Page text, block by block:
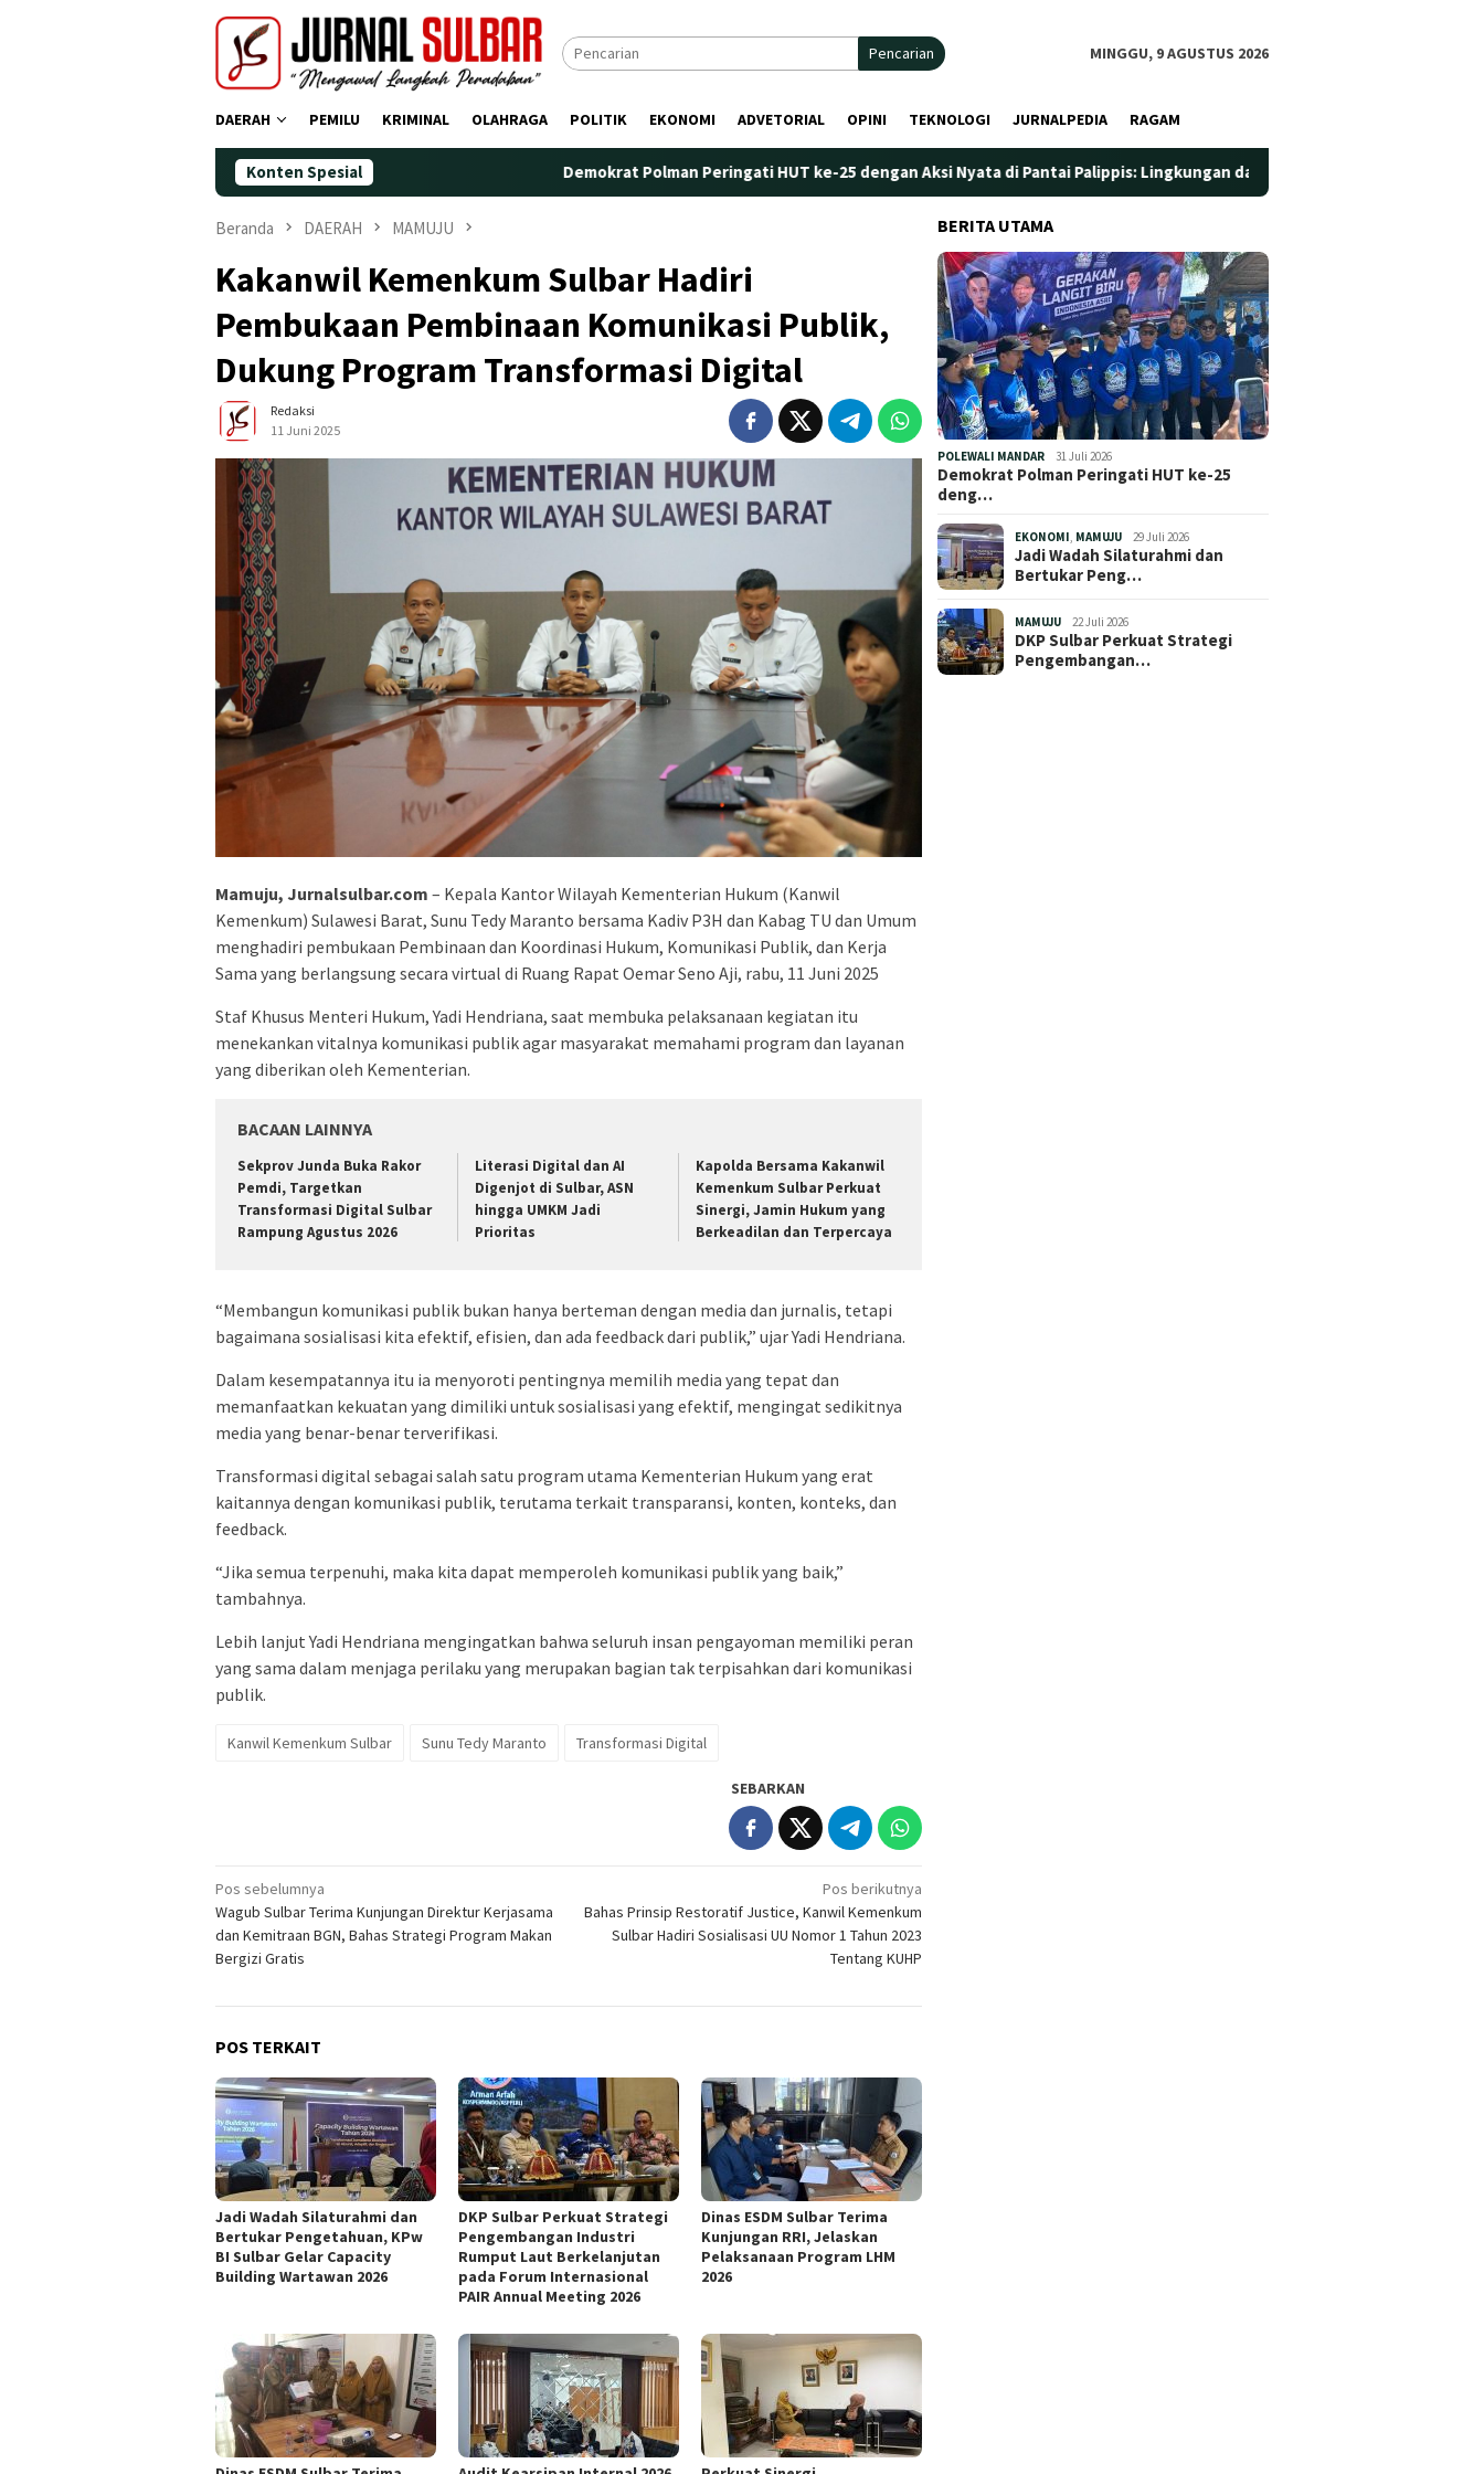
Pencarian MINGGU, 9 AGUSTUS 2026
DAERAH PEMILU KRIMINAL OLAHRAGA POLITIK EKONOMI ADVETORIAL OPINI TEKNOLOGI JURNALPEDIA RAGAM
Konten Spesial Demokrat Polman Peringati HUT ke-25 dengan Aksi Nyata di Pantai Palippis: Lingkungan dan Kesehatan Jadi Prioritas
Beranda DAERAH MAMUJU
Kakanwil Kemenkum Sulbar Hadiri
Pembukaan Pembinaan Komunikasi Publik,
Dukung Program Transformasi Digital
Redaksi
11 Juni 2025
Mamuju, Jurnalsulbar.com – Kepala Kantor Wilayah Kementerian Hukum (Kanwil
Kemenkum) Sulawesi Barat, Sunu Tedy Maranto bersama Kadiv P3H dan Kabag TU dan Umum
menghadiri pembukaan Pembinaan dan Koordinasi Hukum, Komunikasi Publik, dan Kerja
Sama yang berlangsung secara virtual di Ruang Rapat Oemar Seno Aji, rabu, 11 Juni 2025
Staf Khusus Menteri Hukum, Yadi Hendriana, saat membuka pelaksanaan kegiatan itu
menekankan vitalnya komunikasi publik agar masyarakat memahami program dan layanan
yang diberikan oleh Kementerian.
BACAAN LAINNYA
Sekprov Junda Buka Rakor
Pemdi, Targetkan
Transformasi Digital Sulbar
Rampung Agustus 2026
Literasi Digital dan AI
Digenjot di Sulbar, ASN
hingga UMKM Jadi
Prioritas
Kapolda Bersama Kakanwil
Kemenkum Sulbar Perkuat
Sinergi, Jamin Hukum yang
Berkeadilan dan Terpercaya
“Membangun komunikasi publik bukan hanya berteman dengan media dan jurnalis, tetapi
bagaimana sosialisasi kita efektif, efisien, dan ada feedback dari publik,” ujar Yadi Hendriana.
Dalam kesempatannya itu ia menyoroti pentingnya memilih media yang tepat dan
memanfaatkan kekuatan yang dimiliki untuk sosialisasi yang efektif, mengingat sedikitnya
media yang benar-benar terverifikasi.
Transformasi digital sebagai salah satu program utama Kementerian Hukum yang erat
kaitannya dengan komunikasi publik, terutama terkait transparansi, konten, konteks, dan
feedback.
“Jika semua terpenuhi, maka kita dapat memperoleh komunikasi publik yang baik,”
tambahnya.
Lebih lanjut Yadi Hendriana mengingatkan bahwa seluruh insan pengayoman memiliki peran
yang sama dalam menjaga perilaku yang merupakan bagian tak terpisahkan dari komunikasi
publik.
Kanwil Kemenkum Sulbar Sunu Tedy Maranto Transformasi Digital
SEBARKAN
Navigasi
pos
Pos sebelumnya
Wagub Sulbar Terima Kunjungan Direktur Kerjasama
dan Kemitraan BGN, Bahas Strategi Program Makan
Bergizi Gratis
Pos berikutnya
Bahas Prinsip Restoratif Justice, Kanwil Kemenkum
Sulbar Hadiri Sosialisasi UU Nomor 1 Tahun 2023
Tentang KUHP
POS TERKAIT
Jadi Wadah Silaturahmi dan
Bertukar Pengetahuan, KPw
BI Sulbar Gelar Capacity
Building Wartawan 2026
DKP Sulbar Perkuat Strategi
Pengembangan Industri
Rumput Laut Berkelanjutan
pada Forum Internasional
PAIR Annual Meeting 2026
Dinas ESDM Sulbar Terima
Kunjungan RRI, Jelaskan
Pelaksanaan Program LHM
2026
BERITA UTAMA
POLEWALI MANDAR 31 Juli 2026
Demokrat Polman Peringati HUT ke-25
deng…
EKONOMI MAMUJU 29 Juli 2026
Jadi Wadah Silaturahmi dan
Bertukar Peng…
MAMUJU 22 Juli 2026
DKP Sulbar Perkuat Strategi
Pengembangan…